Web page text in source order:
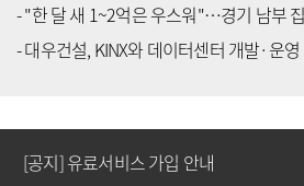
-"한 달 새 1~2억은 우스워"…경기 남부 집
-대우건설, KINX와 데이터센터 개발·운
[공지] 유료서비스 가입 안내
[공지] 유료서비스 가입 안내